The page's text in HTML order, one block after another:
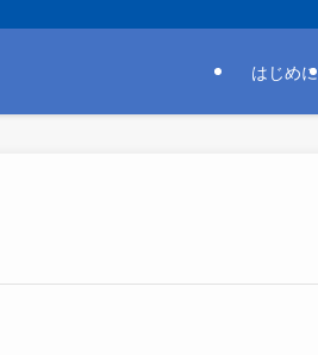
はじめに